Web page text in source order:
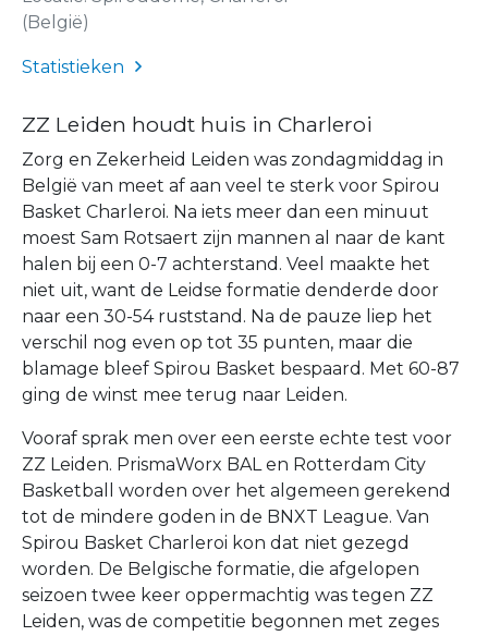
(België)
Statistieken
ZZ Leiden houdt huis in Charleroi
Zorg en Zekerheid Leiden was zondagmiddag in
België van meet af aan veel te sterk voor Spirou
Basket Charleroi. Na iets meer dan een minuut
moest Sam Rotsaert zijn mannen al naar de kant
halen bij een 0-7 achterstand. Veel maakte het
niet uit, want de Leidse formatie denderde door
naar een 30-54 ruststand. Na de pauze liep het
verschil nog even op tot 35 punten, maar die
blamage bleef Spirou Basket bespaard. Met 60-87
ging de winst mee terug naar Leiden.
Vooraf sprak men over een eerste echte test voor
ZZ Leiden. PrismaWorx BAL en Rotterdam City
Basketball worden over het algemeen gerekend
tot de mindere goden in de BNXT League. Van
Spirou Basket Charleroi kon dat niet gezegd
worden. De Belgische formatie, die afgelopen
seizoen twee keer oppermachtig was tegen ZZ
Leiden, was de competitie begonnen met zeges